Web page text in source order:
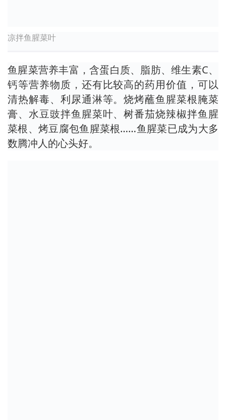
凉拌鱼腥菜叶
鱼腥菜营养丰富，含蛋白质、脂肪、维生素C、
钙等营养物质，还有比较高的药用价值，可以
清热解毒、利尿通淋等。烧烤蘸鱼腥菜根腌菜
膏、水豆豉拌鱼腥菜叶、树番茄烧辣椒拌鱼腥
菜根、烤豆腐包鱼腥菜根……鱼腥菜已成为大多
数腾冲人的心头好。